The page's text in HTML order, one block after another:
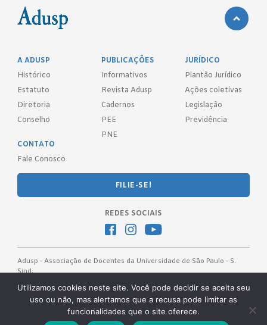
A ADUSP
Histórico
Estatuto
Diretoria
Conselho
PUBLICAÇÕES
Informativos
Revista Adusp
Cadernos
PEE
PNE
JURÍDICO
Plantão Jurídico
Ações coletivas
Legislação
Previdência
CONTATO
Fale Conosco
FILIE-SE!
REDES SOCIAIS
Adusp - Associação de Docentes da Universidade de São Paulo - S.
Sind.
Av. Prof. Almeida Prado, 1366 - São Paulo, SP - CEP 05508-070
Telefones: (11) 3091-4465 / 66 ● (11) 3813-5573 ● (11) 3815-9245 ●
(11) 3814-1715 ● (11) 3032-5950
Utilizamos cookies neste site. Você pode decidir se aceita seu
uso ou não, mas alertamos que a recusa pode limitar as
funcionalidades que o site oferece.